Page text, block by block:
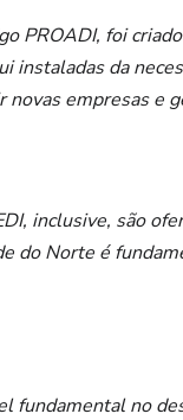
PROADI, foi
instaladas da
novas empresas e
inclusive, são
do Norte é
fundamental no